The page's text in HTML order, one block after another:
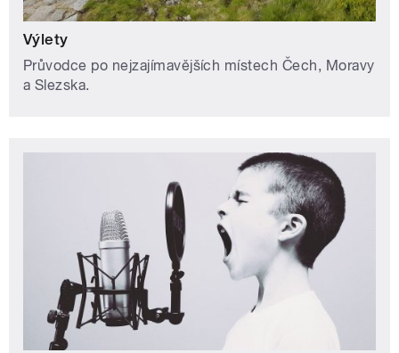
Výlety
Průvodce po nejzajímavějších místech Čech, Moravy
a Slezska.